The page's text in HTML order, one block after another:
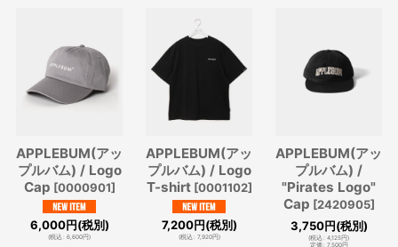
APPLEBUM(アッ
プルバム) / Logo
Cap [0000901]
6,000円(税別)
(税込: 6,600円)
APPLEBUM(アッ
プルバム) / Logo
T-shirt [0001102]
7,200円(税別)
(税込: 7,920円)
APPLEBUM(アッ
プルバム) /
"Pirates Logo"
Cap [2420905]
3,750円(税別)
(税込: 4,125円)
定価 : 7,500円